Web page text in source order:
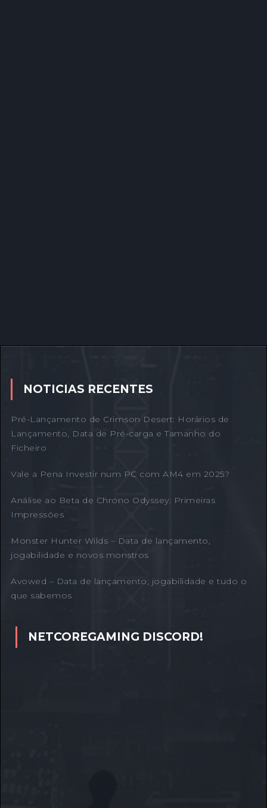
NOTICIAS RECENTES
Pré-Lançamento de Crimson Desert: Horários de
Lançamento, Data de Pré-carga e Tamanho do
Ficheiro
Vale a Pena Investir num PC com AM4 em 2025?
Análise ao Beta de Chrono Odyssey: Primeiras
Impressões
Monster Hunter Wilds – Data de lançamento,
jogabilidade e novos monstros
Avowed – Data de lançamento, jogabilidade e tudo o
que sabemos
NETCOREGAMING DISCORD!